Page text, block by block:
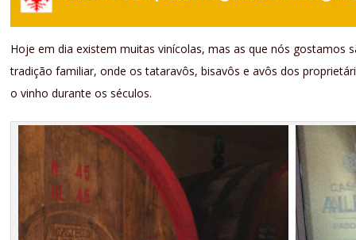
Hoje em dia existem muitas vinícolas, mas as que nós gostamos
tradição familiar, onde os tataravôs, bisavôs e avôs dos
o vinho durante os séculos.